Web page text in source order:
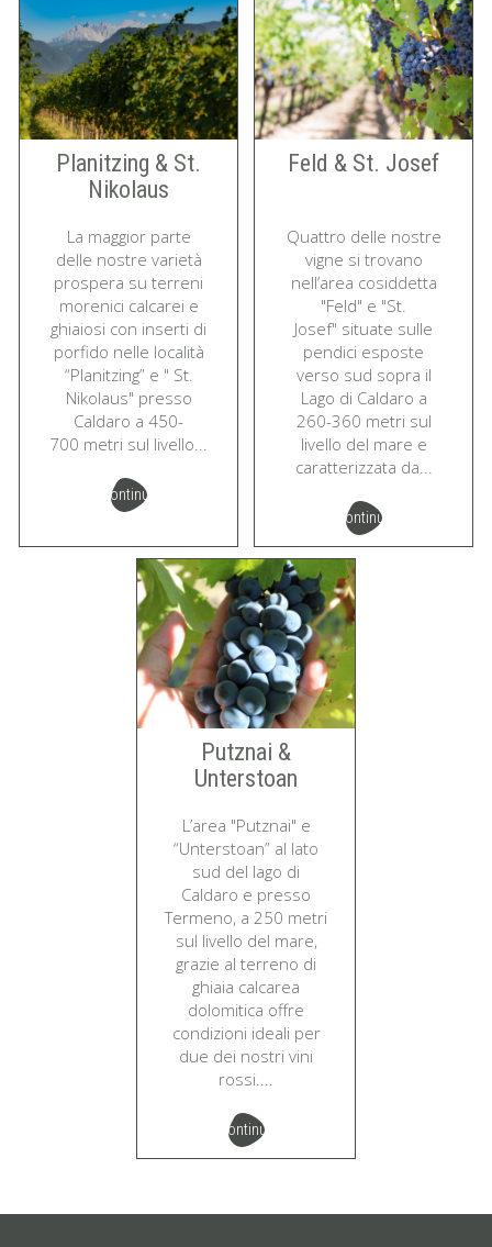
Planitzing & St.
Nikolaus
La maggior parte
delle nostre varietà
prospera su terreni
morenici calcarei e
ghiaiosi con inserti di
porfido nelle località
“Planitzing” e " St.
Nikolaus" presso
Caldaro a 450-
700 metri sul livello...
continua
Feld & St. Josef
Quattro delle nostre
vigne si trovano
nell’area cosiddetta
"Feld" e "St.
Josef" situate sulle
pendici esposte
verso sud sopra il
Lago di Caldaro a
260-360 metri sul
livello del mare e
caratterizzata da...
continua
Putznai &
Unterstoan
L’area "Putznai" e
“Unterstoan” al lato
sud del lago di
Caldaro e presso
Termeno, a 250 metri
sul livello del mare,
grazie al terreno di
ghiaia calcarea
dolomitica offre
condizioni ideali per
due dei nostri vini
rossi....
continua